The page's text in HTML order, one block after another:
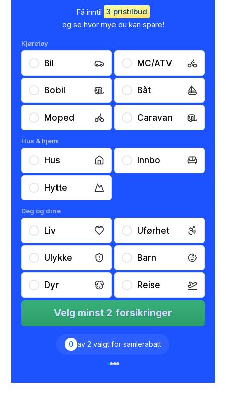
Få inntil 3 pristilbud
og se hvor mye du kan spare!
Kjøretøy
Bil MC/ATV
Bobil Båt
Moped Caravan
Hus & hjem
Hus Innbo
Hytte
Deg og dine
Liv Uførhet
Ulykke Barn
Dyr Reise
Velg minst 2 forsikringer
0 av 2 valgt for samlerabatt